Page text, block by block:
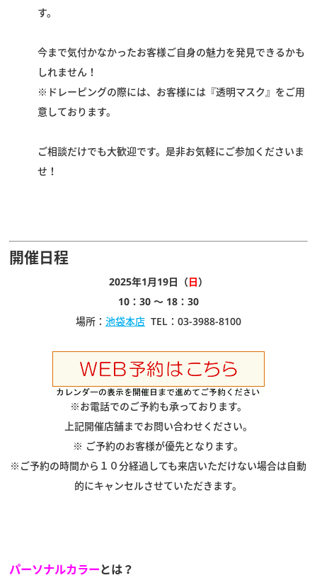
す。
今まで気付かなかったお客様ご自身の魅力を発見できるかも
しれません！
※ドレーピングの際には、お客様には『透明マスク』をご用
意しております。
ご相談だけでも大歓迎です。是非お気軽にご参加くださいま
せ！
開催日程
2025年1月19日（日）
10：30 ～ 18：30
場所： 池袋本店TEL：03-3988-8100
※お電話でのご予約も承っております。
上記開催店舗までお問い合わせください。
※ ご予約のお客様が優先となります。
※ご予約の時間から１０分経過しても来店いただけない場合は自動
的にキャンセルさせていただきます。
パーソナルカラーとは？